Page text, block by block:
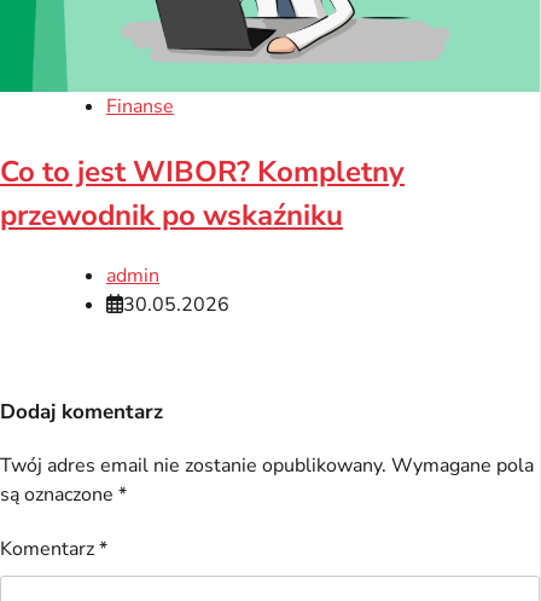
Finanse
Co to jest WIBOR? Kompletny
przewodnik po wskaźniku
admin
30.05.2026
Dodaj komentarz
Twój adres email nie zostanie opublikowany. Wymagane pola
są oznaczone *
Komentarz*